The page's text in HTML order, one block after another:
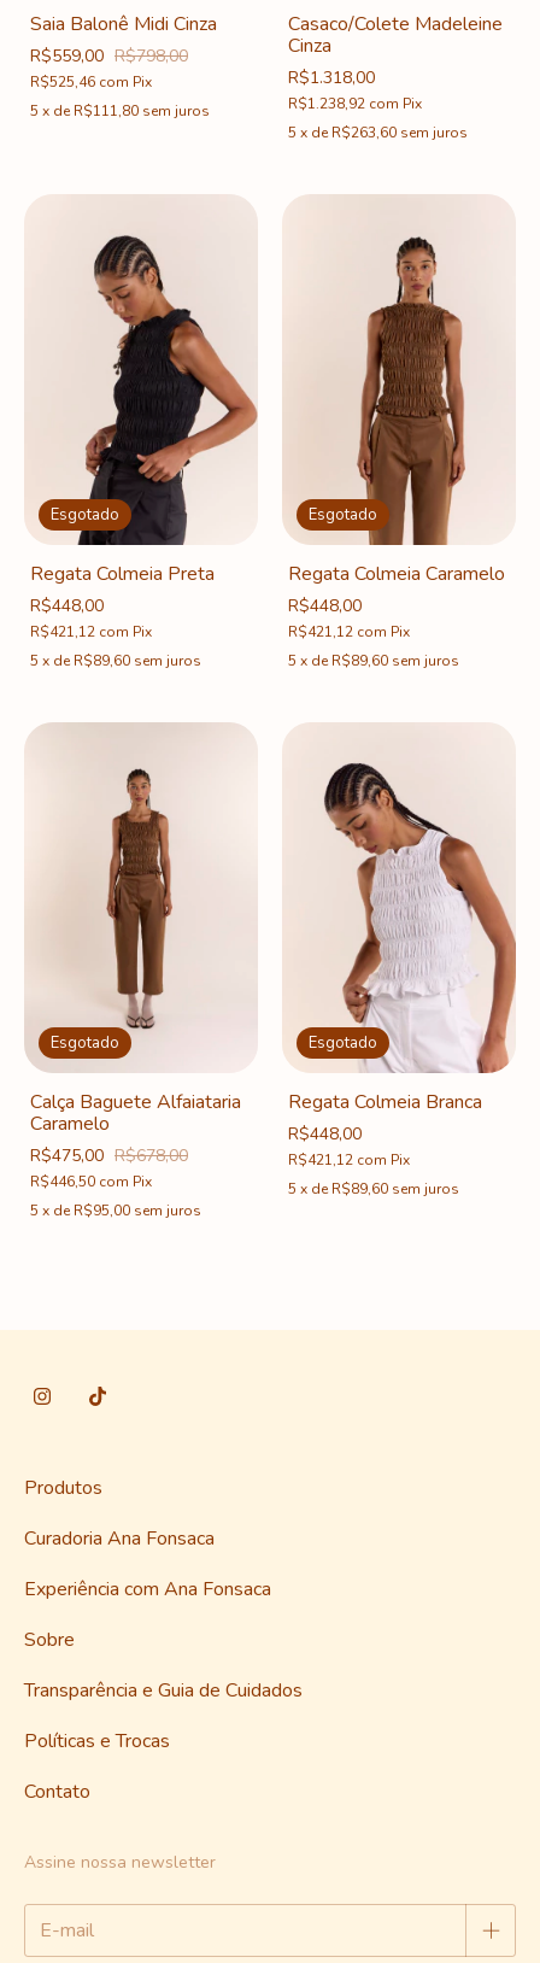
Saia Balonê Midi Cinza
R$559,00 R$798,00
R$525,46 com Pix
5 x deR$111,80 sem juros
Casaco/Colete Madeleine
Cinza
R$1.318,00
R$1.238,92 com Pix
5 x deR$263,60 sem juros
Esgotado
Regata Colmeia Preta
R$448,00
R$421,12 com Pix
5 x deR$89,60 sem juros
Esgotado
Regata Colmeia Caramelo
R$448,00
R$421,12 com Pix
5 x deR$89,60 sem juros
Esgotado
Calça Baguete Alfaiataria
Caramelo
R$475,00 R$678,00
R$446,50 com Pix
5 x deR$95,00 sem juros
Esgotado
Regata Colmeia Branca
R$448,00
R$421,12 com Pix
5 x deR$89,60 sem juros
Produtos
Curadoria Ana Fonsaca
Experiência com Ana Fonsaca
Sobre
Transparência e Guia de Cuidados
Políticas e Trocas
Contato
Assine nossa newsletter